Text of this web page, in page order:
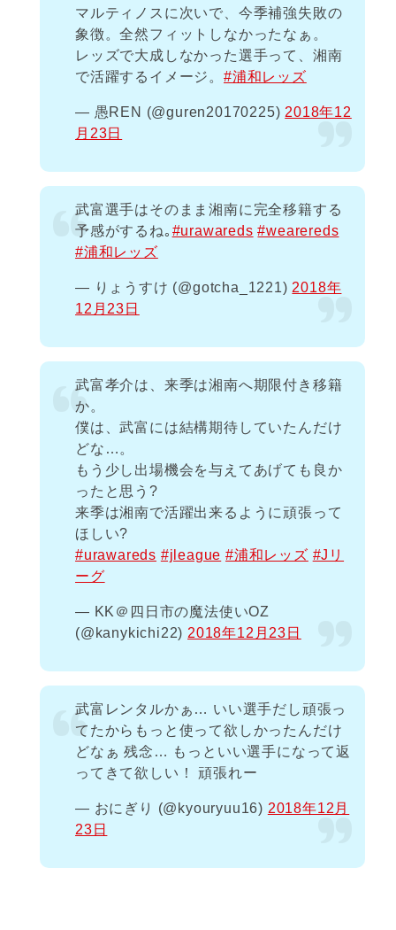
マルティノスに次いで、今季補強失敗の
象徴。全然フィットしなかったなぁ。
レッズで大成しなかった選手って、湘南
で活躍するイメージ。 #浦和レッズ
— 愚REN (@guren20170225) 2018年12
月23日
武富選手はそのまま湘南に完全移籍する
予感がするね｡ #urawareds #wearereds
#浦和レッズ
— りょうすけ (@gotcha_1221) 2018年
12月23日
武富孝介は、来季は湘南へ期限付き移籍
か。
僕は、武富には結構期待していたんだけ
どな…。
もう少し出場機会を与えてあげても良か
ったと思う?
来季は湘南で活躍出来るように頑張って
ほしい?
#urawareds #jleague #浦和レッズ #Jリ
ーグ
— KK＠四日市の魔法使いOZ
(@kanykichi22) 2018年12月23日
武富レンタルかぁ… いい選手だし頑張っ
てたからもっと使って欲しかったんだけ
どなぁ 残念… もっといい選手になって返
ってきて欲しい！ 頑張れー
— おにぎり (@kyouryuu16) 2018年12月
23日